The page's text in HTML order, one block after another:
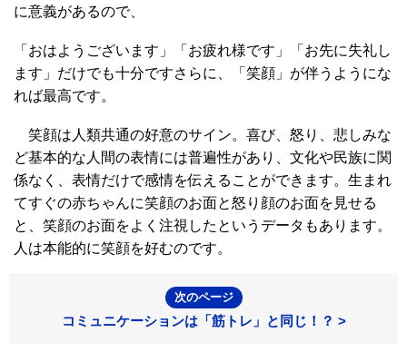
に意義があるので、
「おはようございます」「お疲れ様です」「お先に失礼し
ます」だけでも十分ですさらに、「笑顔」が伴うようにな
れば最高です。
笑顔は人類共通の好意のサイン。喜び、怒り、悲しみな
ど基本的な人間の表情には普遍性があり、文化や民族に関
係なく、表情だけで感情を伝えることができます。生まれ
てすぐの赤ちゃんに笑顔のお面と怒り顔のお面を見せる
と、笑顔のお面をよく注視したというデータもあります。
人は本能的に笑顔を好むのです。
次のページ
コミュニケーションは「筋トレ」と同じ！？ >